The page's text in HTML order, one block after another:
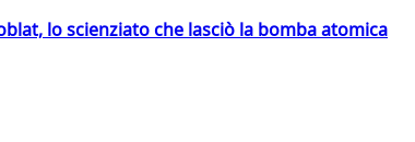
lo scienziato che lasciò la bomba atomica